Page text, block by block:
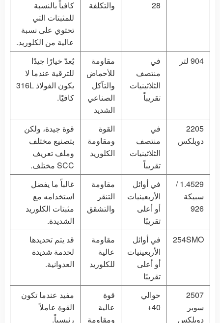
28
والتكلفة
كافياً بالنسبة
للمثبتات التي
تحتوي على نسبة
عالية من الكلوريد.
904 لتر
في
منتصف
الثلاثينيات
تقريباً
مقاومة
للأحماض
والتآكل
الصناعي
الشديد
يُعدّ خيارًا جيدًا
للترقية عندما لا
يكون الفولاذ 316L
كافيًا.
2205
دوبلكس
في
منتصف
الثلاثينيات
تقريباً
القوة
ومقاومة
الكلوريد
قوة جيدة، ولكن
بتصنيع مختلف
وملف تعريف
SCC مختلف.
1.4529 /
سبيكة
926
في أوائل
الأربعينيات
أو أعلى
تقريبًا
مقاومة
التنقر
والتشقق
غالباً ما يفضل
استخدامه مع
مثبتات الكلوريد
الشديدة.
254SMO
في أوائل
الأربعينيات
أو أعلى
تقريبًا
مقاومة
عالية
للكلوريد
قد يتم تحديدها
لخدمة شديدة
العدوانية.
2507
سوبر
دوبلكس
حوالي
40+
قوة
عالية
ومقاومة
مفيد عندما تكون
القوة عاملاً
رئيسياً.